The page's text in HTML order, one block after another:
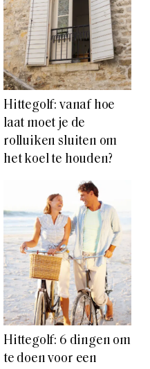
Hittegolf: vanaf hoe
laat moet je de
rolluiken sluiten om
het koel te houden?
Hittegolf: 6 dingen om
te doen voor een